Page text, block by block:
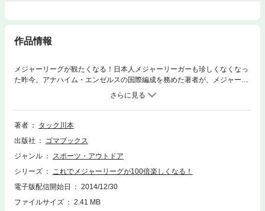
作品情報
メジャーリーグが観たくなる！日本人メジャーリーガーも珍しくなくなっ
た昨今。アナハイム・エンゼルスの国際編成を務めた著者が、メジャーリ
ーグの楽しみ方を徹底解説。無性にスタジアムに行ってみたくなるほど、
著者
タック川本
出版社
ゴマブックス
ジャンル
スポーツ・アウトドア
シリーズ
これでメジャーリーグが100倍楽しくなる！
電子版配信開始日
2014/12/30
ファイルサイズ
2.41 MB